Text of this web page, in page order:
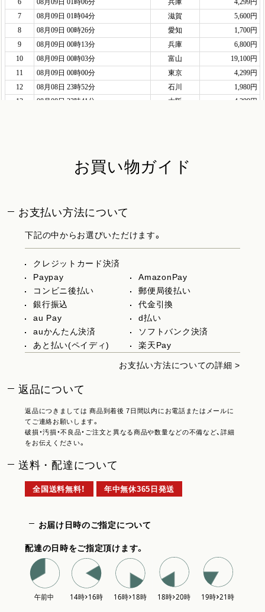
お買い物ガイド
お支払い方法について
下記の中からお選びいただけます。
クレジットカード決済
Paypay
AmazonPay
コンビニ後払い
郵便局後払い
銀行振込
代金引換
au Pay
d払い
auかんたん決済
ソフトバンク決済
あと払い(ペイディ)
楽天Pay
お支払い方法についての詳細 >
返品について
返品につきましては 商品到着後 7日間以内にお電話またはメールに
てご連絡お願いします。
破損・汚損・不良品・ご注文と異なる商品や数量などの不備など、詳細
をお伝えください。
送料・配達について
全国送料無料！ 年中無休365日発送
お届け日時のご指定について
配達の日時をご指定頂けます。